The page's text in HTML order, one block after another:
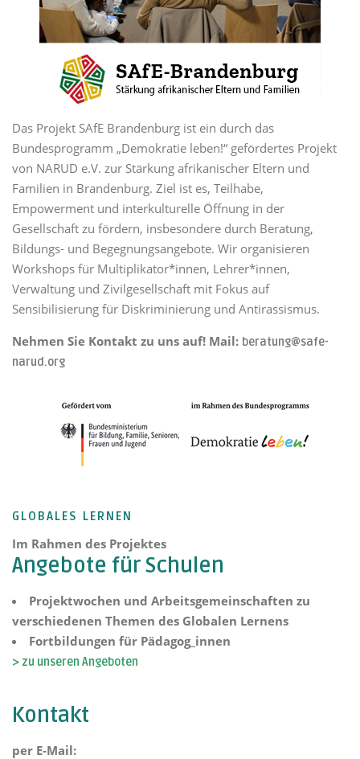
Das Projekt SAfE Brandenburg ist ein durch das
Bundesprogramm „Demokratie leben!“ gefördertes Projekt
von NARUD e.V. zur Stärkung afrikanischer Eltern und
Familien in Brandenburg. Ziel ist es, Teilhabe,
Empowerment und interkulturelle Öffnung in der
Gesellschaft zu fördern, insbesondere durch Beratung,
Bildungs- und Begegnungsangebote. Wir organisieren
Workshops für Multiplikator*innen, Lehrer*innen,
Verwaltung und Zivilgesellschaft mit Fokus auf
Sensibilisierung für Diskriminierung und Antirassismus.
Nehmen Sie Kontakt zu uns auf! Mail: beratung@safe-
narud.org
GLOBALES LERNEN
Im Rahmen des Projektes
Angebote für Schulen
Projektwochen und Arbeitsgemeinschaften zu
verschiedenen Themen des Globalen Lernens
Fortbildungen für Pädagog_innen
> zu unseren Angeboten
Kontakt
per E-Mail: